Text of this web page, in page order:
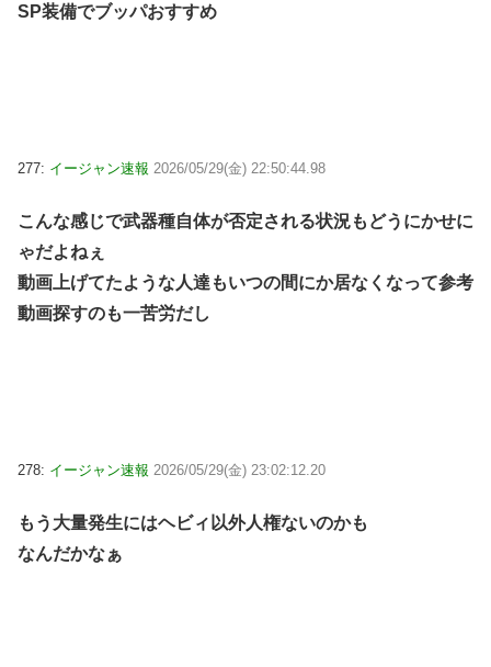
SP装備でブッパおすすめ
277: イージャン速報 2026/05/29(金) 22:50:44.98
こんな感じで武器種自体が否定される状況もどうにかせに
ゃだよねぇ
動画上げてたような人達もいつの間にか居なくなって参考
動画探すのも一苦労だし
278: イージャン速報 2026/05/29(金) 23:02:12.20
もう大量発生にはヘビィ以外人権ないのかも
なんだかなぁ